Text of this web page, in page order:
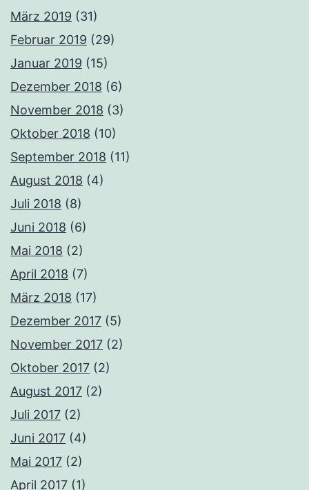
März 2019 (31)
Februar 2019 (29)
Januar 2019 (15)
Dezember 2018 (6)
November 2018 (3)
Oktober 2018 (10)
September 2018 (11)
August 2018 (4)
Juli 2018 (8)
Juni 2018 (6)
Mai 2018 (2)
April 2018 (7)
März 2018 (17)
Dezember 2017 (5)
November 2017 (2)
Oktober 2017 (2)
August 2017 (2)
Juli 2017 (2)
Juni 2017 (4)
Mai 2017 (2)
April 2017 (1)